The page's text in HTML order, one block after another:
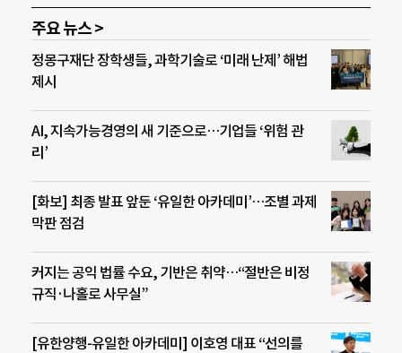
주요 뉴스 >
정몽구재단 장학생들, 과학기술로 ‘미래 난제’ 해법
제시
AI, 지속가능경영의 새 기준으로…기업들 ‘위험 관
리’
[화보] 최종 발표 앞둔 ‘유일한 아카데미’…조별 과제
막판 점검
커지는 공익 법률 수요, 기반은 취약…“절반은 비정
규직·나홀로 사무실”
[유한양행-유일한 아카데미] 이호영 대표 “선의를